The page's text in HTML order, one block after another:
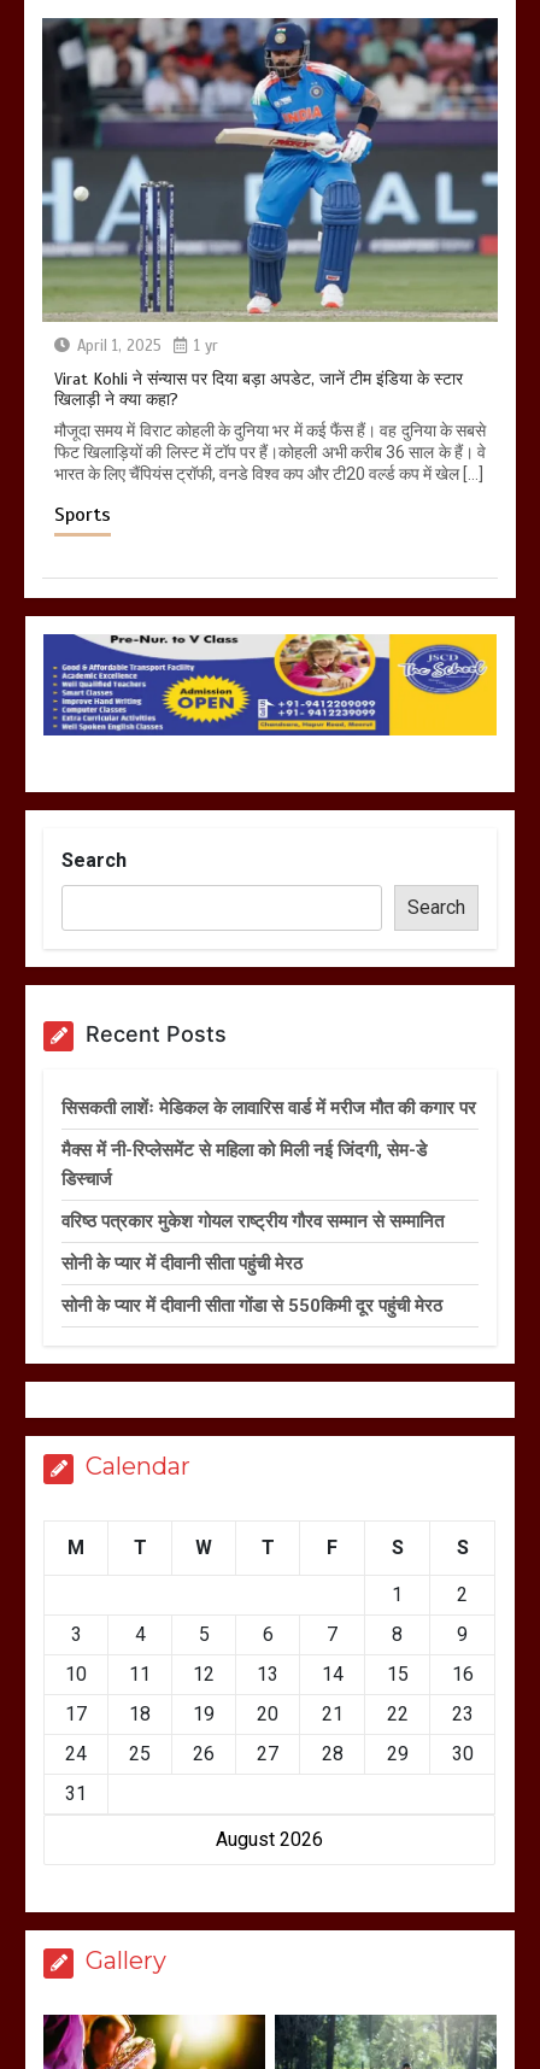
April 1, 2025 1 yr
Virat Kohli ने संन्यास पर दिया बड़ा अपडेट, जानें टीम इंडिया के स्टार
खिलाड़ी ने क्या कहा?
मौजूदा समय में विराट कोहली के दुनिया भर में कई फैंस हैं। वह दुनिया के सबसे
फिट खिलाड़ियों की लिस्ट में टॉप पर हैं।कोहली अभी करीब 36 साल के हैं। वे
भारत के लिए चैंपियंस ट्रॉफी, वनडे विश्व कप और टी20 वर्ल्ड कप में खेल […]
Sports
Search
Search
Recent Posts
सिसकती लाशेंः मेडिकल के लावारिस वार्ड में मरीज मौत की कगार पर
मैक्स में नी-रिप्लेसमेंट से महिला को मिली नई जिंदगी, सेम-डे
डिस्चार्ज
वरिष्ठ पत्रकार मुकेश गोयल राष्ट्रीय गौरव सम्मान से सम्मानित
सोनी के प्यार में दीवानी सीता पहुंची मेरठ
सोनी के प्यार में दीवानी सीता गोंडा से 550किमी दूर पहुंची मेरठ
Calendar
August 2026
M T W T F S S
1
2
3
4 5 6 7 8
9
10
11 12 13 14 15
16
17
18 19 20 21 22
23
24
25 26 27 28 29
30
31
Gallery